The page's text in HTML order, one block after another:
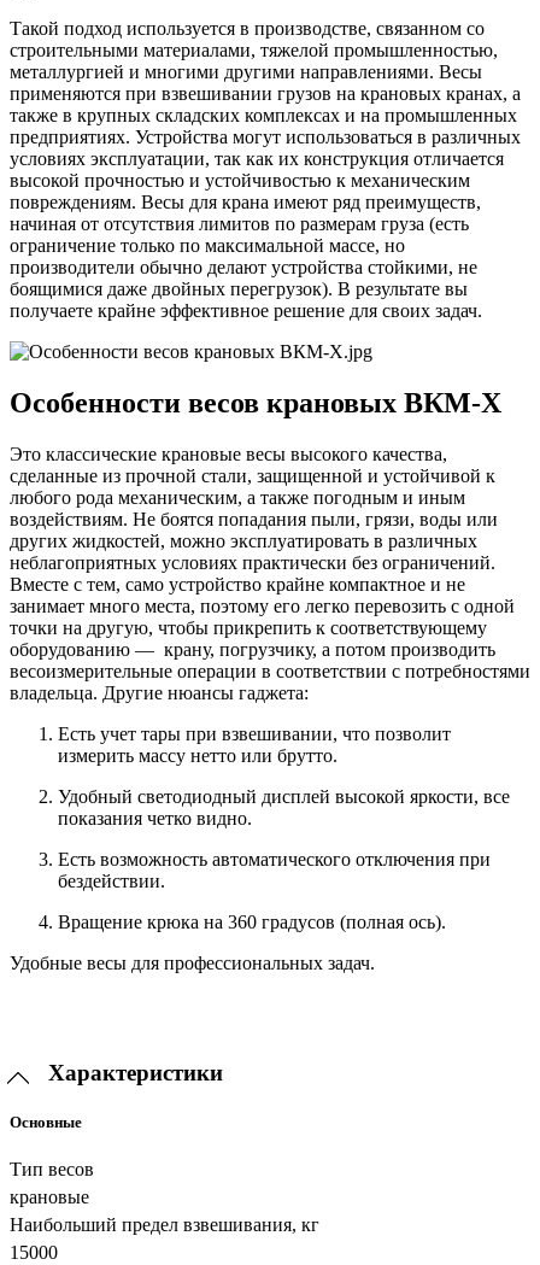
Такой подход используется в производстве, связанном со
строительными материалами, тяжелой промышленностью,
металлургией и многими другими направлениями. Весы
применяются при взвешивании грузов на крановых кранах, а
также в крупных складских комплексах и на промышленных
предприятиях. Устройства могут использоваться в различных
условиях эксплуатации, так как их конструкция отличается
высокой прочностью и устойчивостью к механическим
повреждениям. Весы для крана имеют ряд преимуществ,
начиная от отсутствия лимитов по размерам груза (есть
ограничение только по максимальной массе, но
производители обычно делают устройства стойкими, не
боящимися даже двойных перегрузок). В результате вы
получаете крайне эффективное решение для своих задач.
Особенности весов крановых ВКМ-X
Это классические крановые весы высокого качества,
сделанные из прочной стали, защищенной и устойчивой к
любого рода механическим, а также погодным и иным
воздействиям. Не боятся попадания пыли, грязи, воды или
других жидкостей, можно эксплуатировать в различных
неблагоприятных условиях практически без ограничений.
Вместе с тем, само устройство крайне компактное и не
занимает много места, поэтому его легко перевозить с одной
точки на другую, чтобы прикрепить к соответствующему
оборудованию — крану, погрузчику, а потом производить
весоизмерительные операции в соответствии с потребностями
владельца. Другие нюансы гаджета:
Есть учет тары при взвешивании, что позволит
измерить массу нетто или брутто.
Удобный светодиодный дисплей высокой яркости, все
показания четко видно.
Есть возможность автоматического отключения при
бездействии.
Вращение крюка на 360 градусов (полная ось).
Удобные весы для профессиональных задач.
Характеристики
Основные
Тип весов
крановые
Наибольший предел взвешивания, кг
15000